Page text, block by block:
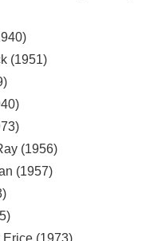
(1951)
(1956)
(1957)
Erice (1973)